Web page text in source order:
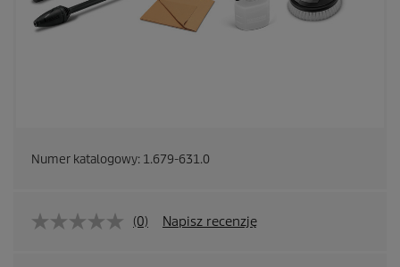
Numer katalogowy: 1.679-631.0
(0) Napisz recenzję